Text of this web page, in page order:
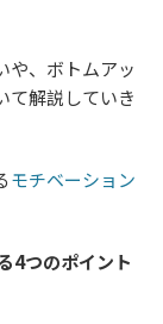
や、ボトムアッ
て解説していき
モチベーション
4つのポイント